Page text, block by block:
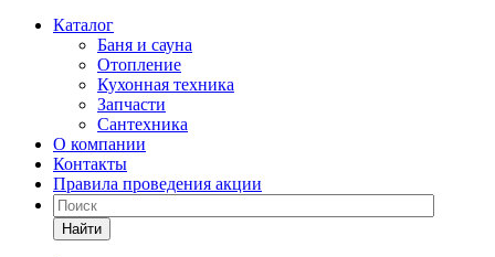
Каталог
Баня и сауна
Отопление
Кухонная техника
Запчасти
Сантехника
О компании
Контакты
Правила проведения акции
Найти